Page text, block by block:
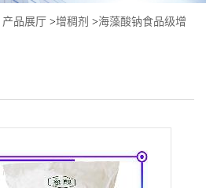
产品展厅 >增稠剂 >海藻酸钠食品级增